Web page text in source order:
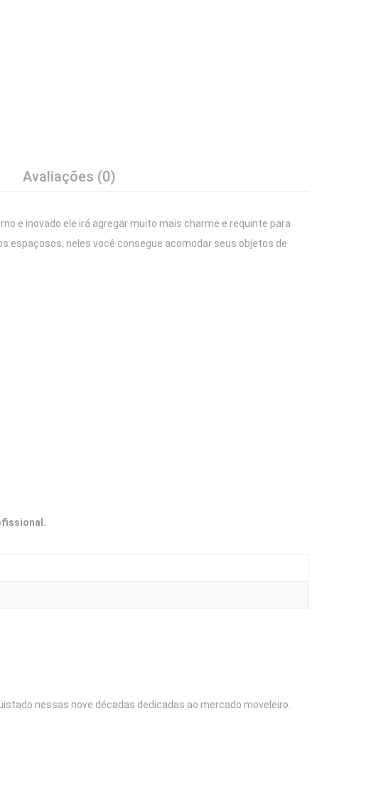
Avaliações (0)
e inovado ele irá agregar muito mais charme e requinte para
espaçosos, neles você consegue acomodar seus objetos de
nessas nove décadas dedicadas ao mercado moveleiro.